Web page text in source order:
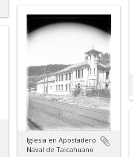
Iglesia en Apostadero
Naval de Talcahuano